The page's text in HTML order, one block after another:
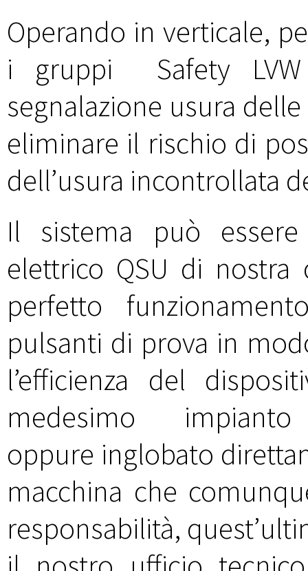
Operando in verticale,
i gruppi Safety
segnalazione usura
eliminare il rischio di
dell’usura incontrollata
Il sistema può
elettrico QSU di
perfetto
pulsanti di prova in
l’efficienza del
medesimo
oppure inglobato
macchina che
responsabilità,